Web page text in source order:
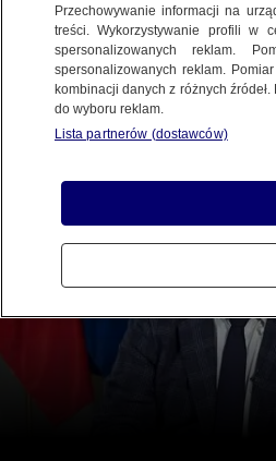
Przechowywanie informacji na
treści. Wykorzystywanie profili w
spersonalizowanych reklam.
spersonalizowanych reklam.
kombinacji danych z różnych
do wyboru reklam.
Lista partnerów (dostawców)